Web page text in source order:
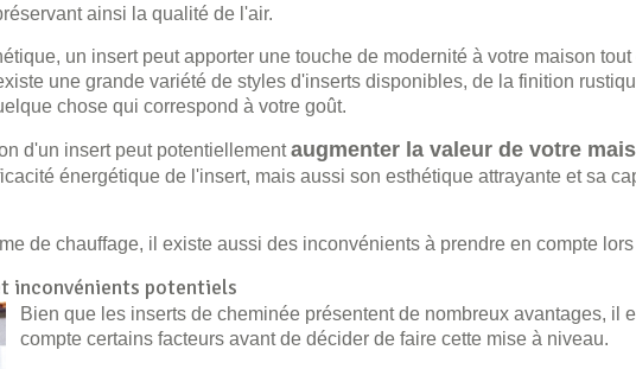
ainsi la qualité de l'air.
un insert peut apporter une touche de modernité à votre maison
une grande variété de styles d'inserts disponibles, de la finition
chose qui correspond à votre goût.
d'un insert peut potentiellementaugmenter la valeur de votre
énergétique de l'insert, mais aussi son esthétique attrayante et sa
de chauffage, il existe aussi des inconvénients à prendre en compte
inconvénients potentiels
Bien que les inserts de cheminée présentent de nombreux avantages, il
compte certains facteurs avant de décider de faire cette mise à niveau.